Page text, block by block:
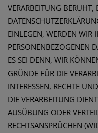
VERARBEITUNG BERUHT,
EINLEGEN, WERDEN WIR
PERSONENBEZOGENEN
ES SEI DENN, WIR
GRÜNDE FÜR DIE
INTERESSEN, RECHTE
DIE VERARBEITUNG
AUSÜBUNG ODER
RECHTSANSPRÜCHEN